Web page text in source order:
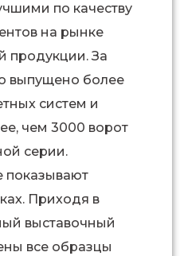
по качеству
на рынке
продукции. За
выпущено более
систем и
чем 3000 ворот
серии.
показывают
Приходя в
выставочный
все образцы